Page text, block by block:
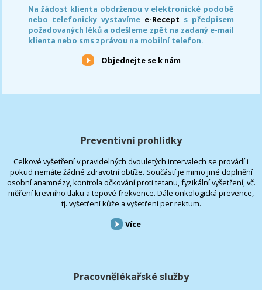
Na žádost klienta obdrženou v elektronické podobě
nebo telefonicky vystavíme e-Recept s předpisem
požadovaných léků a odešleme zpět na zadaný e-mail
klienta nebo sms zprávou na mobilní telefon.
Objednejte se k nám
Preventivní prohlídky
Celkové vyšetření v pravidelných dvouletých intervalech se provádí i
pokud nemáte žádné zdravotní obtíže. Součástí je mimo jiné doplnění
osobní anamnézy, kontrola očkování proti tetanu, fyzikální vyšetření, vč.
měření krevního tlaku a tepové frekvence. Dále onkologická prevence,
tj. vyšetření kůže a vyšetření per rektum.
Více
Pracovnělékařské služby